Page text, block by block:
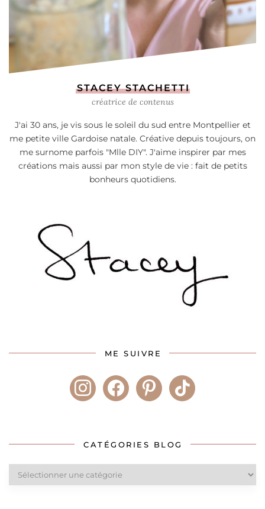
STACEY STACHETTI
créatrice de contenus
J'ai 30 ans, je vis sous le soleil du sud entre Montpellier et
me petite ville Gardoise natale. Créative depuis toujours, on
me surnome parfois "Mlle DIY". J'aime inspirer par mes
créations mais aussi par mon style de vie : fait de petits
bonheurs quotidiens.
ME SUIVRE
instagramfacebookpinteresttiktok
CATÉGORIES BLOG
blog